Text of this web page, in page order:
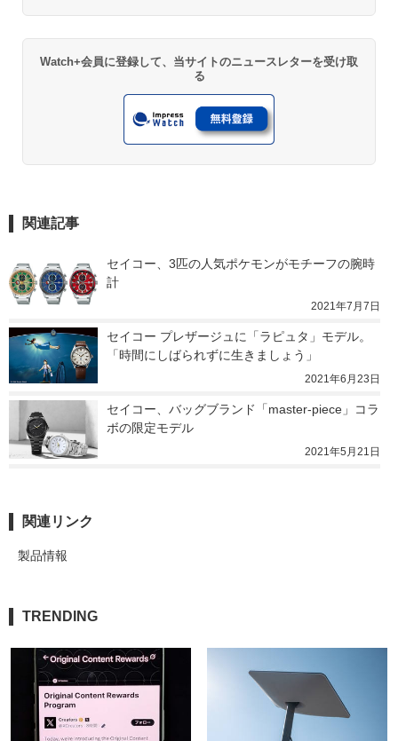
Watch+会員に登録して、当サイトのニュースレターを受け取
る
関連記事
セイコー、3匹の人気ポケモンがモチーフの腕時
計
2021年7月7日
セイコー プレザージュに「ラピュタ」モデル。
「時間にしばられずに生きましょう」
2021年6月23日
セイコー、バッグブランド「master-piece」コラ
ボの限定モデル
2021年5月21日
関連リンク
製品情報
TRENDING